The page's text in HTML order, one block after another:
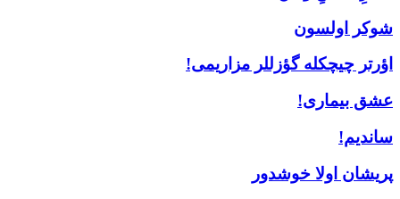
شوکر اولسون
اؤرتر چیچکله گؤزللر مزاریمی!
عشق بیماری!
ساندیم!
پریشان اولا خوشدور